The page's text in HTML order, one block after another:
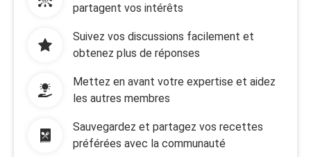
partagent vos intérêts
Suivez vos discussions facilement et
obtenez plus de réponses
Mettez en avant votre expertise et aidez
les autres membres
Sauvegardez et partagez vos recettes
préférées avec la communauté